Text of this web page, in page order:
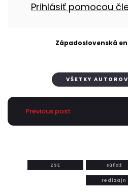
Prihlásiť pomocou
Západoslovenská
VŠETKY
Previous post
ZSE súťaž
redizajn